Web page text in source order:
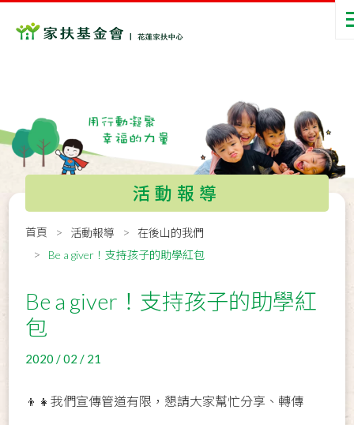
活動報導
首頁 活動報導
在後山的我們
Be a giver！支持孩子的助學紅包
Be a giver！支持孩子的助學紅
包
2020 / 02 / 21
👦👧我們宣傳管道有限，懇請大家幫忙分享、轉傳